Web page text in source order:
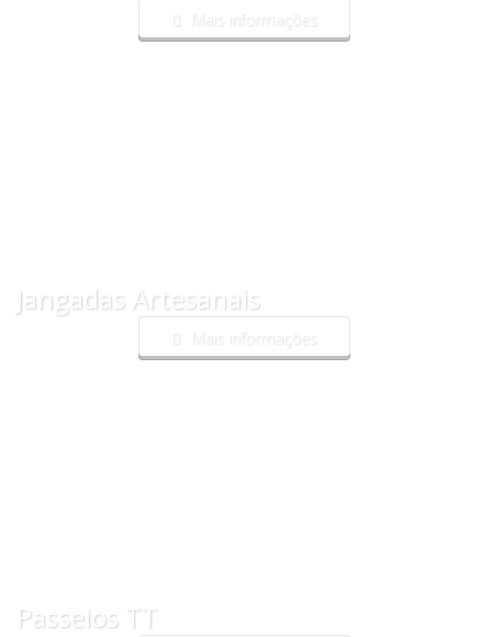
Mais informações
Jangadas Artesanais
Mais informações
Passeios TT